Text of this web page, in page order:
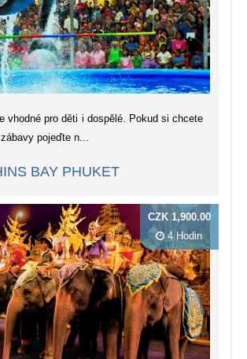
vhodné pro děti i dospělé. Pokud si chcete
pojeďte n...
BAY PHUKET
CZK 1,900.00
4 Hodin